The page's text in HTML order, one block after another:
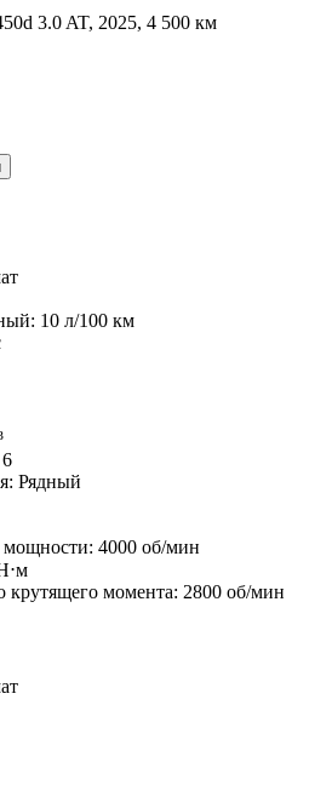
3.0 AT, 2025, 4 500 км
10 л/100 км
6
Рядный
4000 об/мин
крутящего момента: 2800 об/мин